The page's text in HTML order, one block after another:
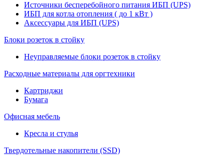
Источники бесперебойного питания ИБП (UPS)
ИБП для котла отопления ( до 1 кВт )
Аксессуары для ИБП (UPS)
Блоки розеток в стойку
Неуправляемые блоки розеток в стойку
Расходные материалы для оргтехники
Картриджи
Бумага
Офисная мебель
Кресла и стулья
Твердотельные накопители (SSD)